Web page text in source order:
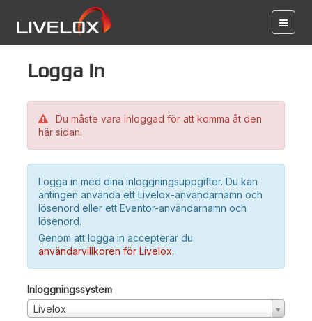
Logga in
Du måste vara inloggad för att komma åt den
här sidan.
Logga in med dina inloggningsuppgifter. Du kan
antingen använda ett Livelox-användarnamn och
lösenord eller ett Eventor-användarnamn och
lösenord.
Genom att logga in accepterar du
användarvillkoren för Livelox.
Inloggningssystem
Livelox